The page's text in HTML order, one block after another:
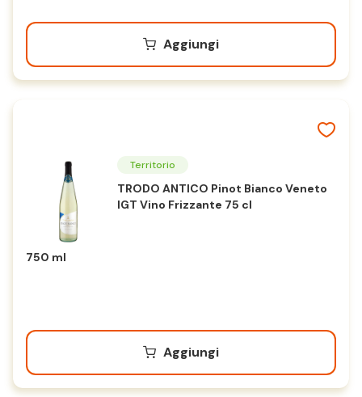
Aggiungi
Territorio
TRODO ANTICO Pinot Bianco Veneto
IGT Vino Frizzante 75 cl
750 ml
Aggiungi